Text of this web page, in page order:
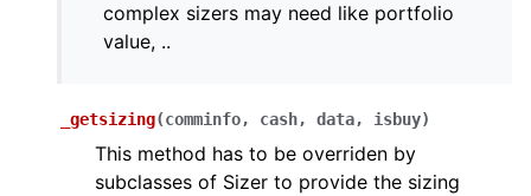
complex sizers may need like portfolio
value, ..
_getsizing(comminfo, cash, data, isbuy)
This method has to be overriden by
subclasses of Sizer to provide the sizing